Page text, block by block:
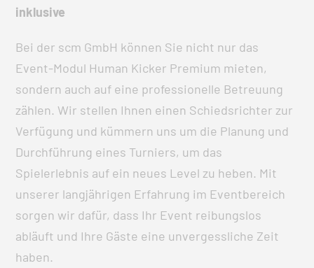
inklusive
Bei der scm GmbH können Sie nicht nur das
Event-Modul Human Kicker Premium mieten,
sondern auch auf eine professionelle Betreuung
zählen. Wir stellen Ihnen einen Schiedsrichter zur
Verfügung und kümmern uns um die Planung und
Durchführung eines Turniers, um das
Spielerlebnis auf ein neues Level zu heben. Mit
unserer langjährigen Erfahrung im Eventbereich
sorgen wir dafür, dass Ihr Event reibungslos
abläuft und Ihre Gäste eine unvergessliche Zeit
haben.